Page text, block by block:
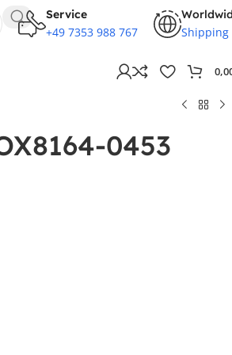
Service
+49 7353 988 767 Shipping
0453